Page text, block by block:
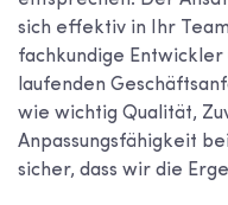
sich effektiv in Ihr
fachkundige
laufenden
wie wichtig Qualität,
Anpassungsfähigkeit
sicher, dass wir die